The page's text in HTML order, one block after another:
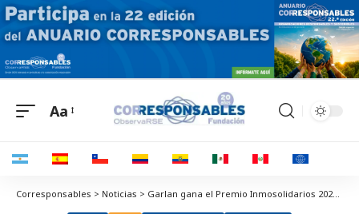
Aa
Corresponsables > Noticias > Garlan gana el Premio Inmosolidarios 2026 por su proyecto de apoyo a jóvenes migrantes